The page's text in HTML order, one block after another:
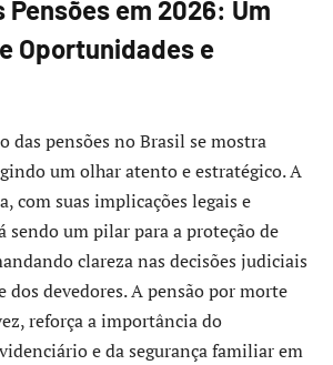
Pensões em 2026: Um
Oportunidades e
das pensões no Brasil se mostra
um olhar atento e estratégico. A
com suas implicações legais e
sendo um pilar para a proteção de
clareza nas decisões judiciais
dos devedores. A pensão por morte
reforça a importância do
e da segurança familiar em